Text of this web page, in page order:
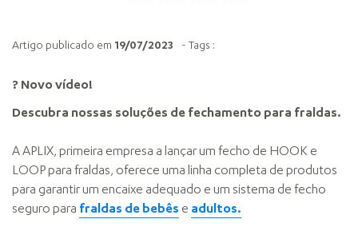
Artigo publicado em 19/07/2023 - Tags :
? Novo vídeo!
Descubra nossas soluções de fechamento para fraldas.
A APLIX, primeira empresa a lançar um fecho de HOOK e
LOOP para fraldas, oferece uma linha completa de produtos
para garantir um encaixe adequado e um sistema de fecho
seguro para fraldas de bebês e adultos.